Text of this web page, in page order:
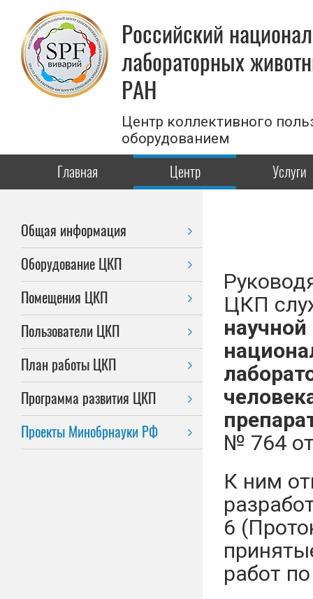
Российский
лабораторных
РАН
Центр коллективного
оборудованием
Главная Центр Услуги
Общая информация
Оборудование ЦКП
Помещения ЦКП
Пользователи ЦКП
План работы ЦКП
Программа развития ЦКП
Проекты Минобрнауки РФ
ЦКП
№ 764
К ним
6
работ